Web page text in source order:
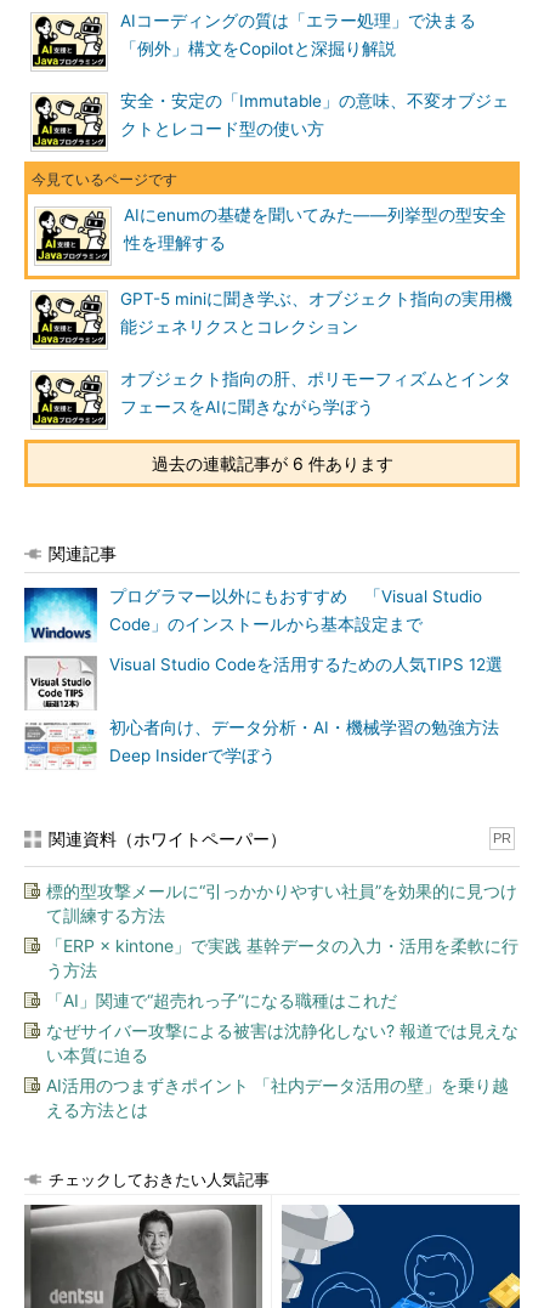
AIコーディングの質は「エラー処理」で決まる
「例外」構文をCopilotと深掘り解説
安全・安定の「Immutable」の意味、不変オブジェ
クトとレコード型の使い方
AIにenumの基礎を聞いてみた――列挙型の型安全
性を理解する
GPT-5 miniに聞き学ぶ、オブジェクト指向の実用機
能ジェネリクスとコレクション
オブジェクト指向の肝、ポリモーフィズムとインタ
フェースをAIに聞きながら学ぼう
過去の連載記事が 6 件あります
関連記事
プログラマー以外にもおすすめ 「Visual Studio
Code」のインストールから基本設定まで
Visual Studio Codeを活用するための人気TIPS 12選
初心者向け、データ分析・AI・機械学習の勉強方法
Deep Insiderで学ぼう
関連資料（ホワイトペーパー） PR
標的型攻撃メールに“引っかかりやすい社員”を効果的に見つけ
て訓練する方法
「ERP × kintone」で実践 基幹データの入力・活用を柔軟に行
う方法
「AI」関連で“超売れっ子”になる職種はこれだ
なぜサイバー攻撃による被害は沈静化しない? 報道では見えな
い本質に迫る
AI活用のつまずきポイント 「社内データ活用の壁」を乗り越
える方法とは
チェックしておきたい人気記事